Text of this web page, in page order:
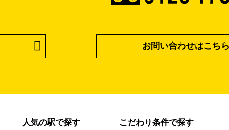
お問い合わせはこちら
人気の駅で探す こだわり条件で探す